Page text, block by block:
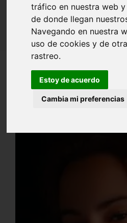
tráfico en nuestra web
de donde llegan
Navegando en nuestra
uso de cookies y de
rastreo.
Estoy de acuerdo
Cambia mi preferencias
Inicio Amigos Islas